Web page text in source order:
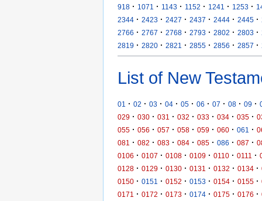
918 · 1071 · 1143 · 1152 · 1241 · 1253 ·
2344 · 2423 · 2427 · 2437 · 2444 · 2445 ·
2766 · 2767 · 2768 · 2793 · 2802 · 2803 ·
2819 · 2820 · 2821 · 2855 · 2856 · 2857 ·
List of New
01 · 02 · 03 · 04 · 05 · 06 · 07 · 08 · 09 ·
029 · 030 · 031 · 032 · 033 · 034 · 035 ·
055 · 056 · 057 · 058 · 059 · 060 · 061 ·
081
· 082 · 083 · 084 · 085 · 086 · 087 ·
0106 · 0107 · 0108 · 0109 · 0110 · 0111 ·
0128 · 0129 · 0130 · 0131 · 0132 · 0134 ·
0150 · 0151 · 0152 · 0153 · 0154 · 0155 ·
0171
· 0172 · 0173 · 0174 · 0175 · 0176 ·